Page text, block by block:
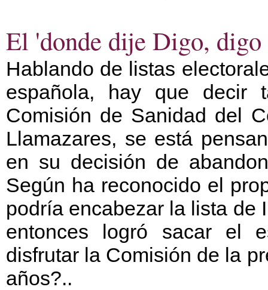
El 'donde dije Digo,
Hablando de listas
española, hay que decir
Comisión de Sanidad del
Llamazares, se está
en su decisión de
Según ha reconocido el
podría encabezar la lista de
entonces logró sacar el
disfrutar la Comisión de la
años?..